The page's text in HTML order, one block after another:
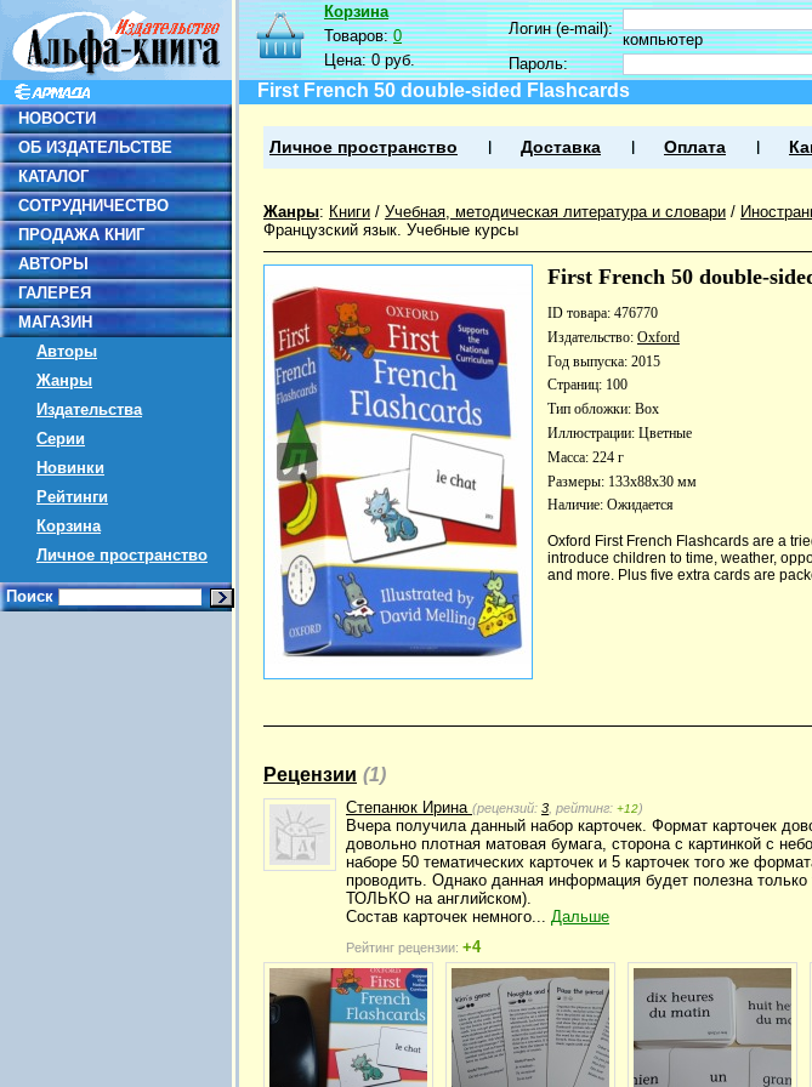
НОВОСТИ
ОБ ИЗДАТЕЛЬСТВЕ
КАТАЛОГ
СОТРУДНИЧЕСТВО
ПРОДАЖА КНИГ
АВТОРЫ
ГАЛЕРЕЯ
МАГАЗИН
Авторы
Жанры
Издательства
Серии
Новинки
Рейтинги
Корзина
Личное пространство
Поиск
Корзина
Товаров:0
Цена:0 руб.
Логин (e-mail):
компьютер
Пароль:
First French 50 double-sided Flashcards
Личное пространство Доставка Оплата
Жанры: Книги / Учебная, методическая литература и словари /
Французский язык. Учебные курсы
First French 50 double-
ID товара: 476770
Издательство: Oxford
Год выпуска: 2015
Страниц: 100
Тип обложки: Box
Иллюстрации: Цветные
Масса: 224 г
Размеры: 133x88x30 мм
Наличие: Ожидается
Oxford First French Flashcards are a
introduce children to time, weather,
and more. Plus five extra cards are
Рецензии (1)
Степанюк Ирина (рецензий: 3 , рейтинг: +12)
Вчера получила данный набор карточек. Формат карточек
довольно плотная матовая бумага, сторона с картинкой с
наборе 50 тематических карточек и 5 карточек того же
проводить. Однако данная информация будет полезна
ТОЛЬКО на английском).
Состав карточек немного... Дальше
Рейтинг рецензии: +4